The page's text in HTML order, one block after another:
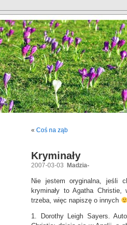
« Coś na ząb
Kryminały
2007-03-03 Madzia-
Nie jestem oryginalna, jeśli
kryminały to Agatha
trzeba, więc napiszę o innych
1. Dorothy Leigh Sayers.